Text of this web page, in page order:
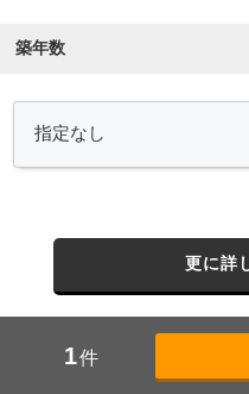
築年数
更に詳
1件